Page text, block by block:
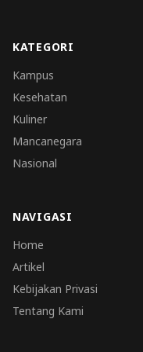
KATEGORI
Kampus
Kesehatan
Kuliner
Mancanegara
Nasional
NAVIGASI
Home
Artikel
Kebijakan Privasi
Tentang Kami